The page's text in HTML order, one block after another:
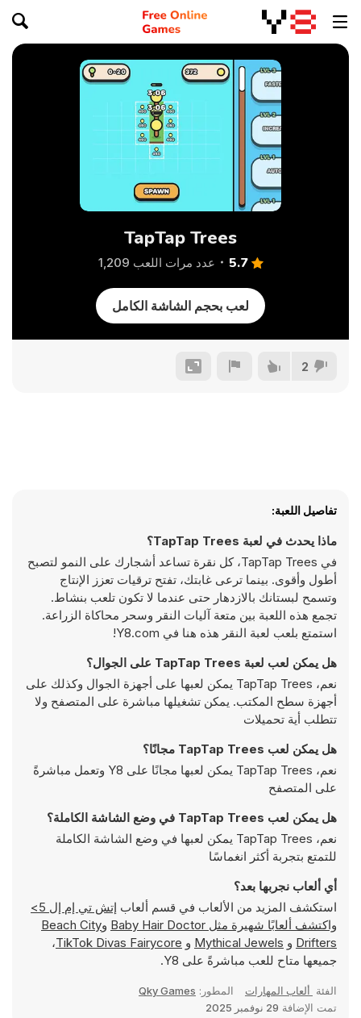
TapTap Trees
5.7 عدد مرات اللعب 1,209
لعب بحجم الشاشة الكامل
2
تفاصيل اللعبة:
ماذا يحدث في لعبة TapTap Trees؟
في TapTap Trees، كل نقرة تساعد أشجارك على النمو لتصبح
أطول وأقوى. بينما ترعى غابتك، تفتح ترقيات تعزز الإنتاج
وتسمح لبستانك بالازدهار حتى عندما لا تكون تلعب بنشاط.
تجمع هذه اللعبة بين متعة آليات النقر وسحر محاكاة الزراعة.
استمتع بلعب لعبة النقر هذه هنا في Y8.com!
هل يمكن لعب لعبة TapTap Trees على الجوال؟
نعم، TapTap Trees يمكن لعبها على أجهزة الجوال وكذلك على
أجهزة سطح المكتب. يمكن تشغيلها مباشرة على المتصفح ولا
تتطلب أية تحميلات
هل يمكن لعب TapTap Trees مجانًا؟
نعم، TapTap Trees يمكن لعبها مجانًا على Y8 وتعمل مباشرةً
على المتصفح
هل يمكن لعب TapTap Trees في وضع الشاشة الكاملة؟
نعم، TapTap Trees يمكن لعبها في وضع الشاشة الكاملة
للتمتع بتجربة أكثر انغماسًا
أي ألعاب نجربها بعد؟
استكشف المزيد من الألعاب في قسم ألعاب
إتش تي إم إل 5>
واكتشف ألعابًا شهيرة مثل Baby Hair Doctor وBeach City
Drifters و Mythical Jewels و TikTok Divas Fairycore،
جميعها متاح للعب مباشرةً على Y8.
الفئة ألعاب المهارات المطور: Qky Games
تمت الإضافة 29 نوفمبر 2025